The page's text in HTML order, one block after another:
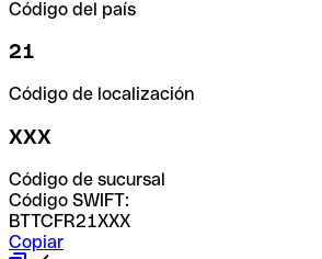
Código del país
21
Código de localización
XXX
Código de sucursal
Código SWIFT:
BTTCFR21XXX
Copiar